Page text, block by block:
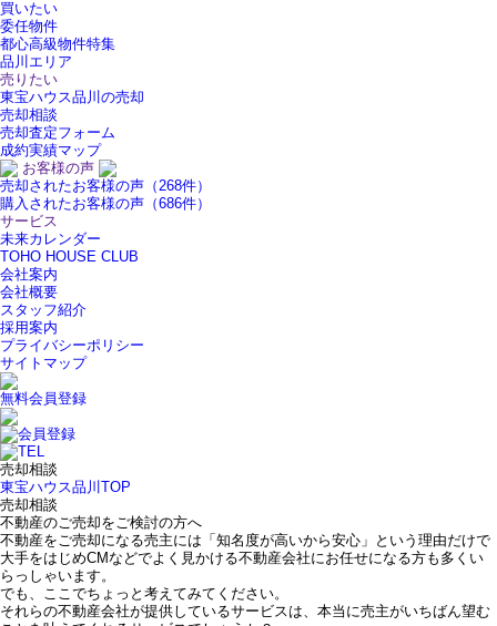
買いたい
委任物件
都心高級物件特集
品川エリア
売りたい
東宝ハウス品川の売却
売却相談
売却査定フォーム
成約実績マップ
お客様の声
売却されたお客様の声（268件）
購入されたお客様の声（686件）
サービス
未来カレンダー
TOHO HOUSE CLUB
会社案内
会社概要
スタッフ紹介
採用案内
プライバシーポリシー
サイトマップ
無料会員登録
売却相談
東宝ハウス品川TOP
売却相談
不動産のご売却をご検討の方へ
不動産をご売却になる売主には「知名度が高いから安心」という理由だけで
大手をはじめCMなどでよく見かける不動産会社にお任せになる方も多くい
らっしゃいます。
でも、ここでちょっと考えてみてください。
それらの不動産会社が提供しているサービスは、本当に売主がいちばん望む